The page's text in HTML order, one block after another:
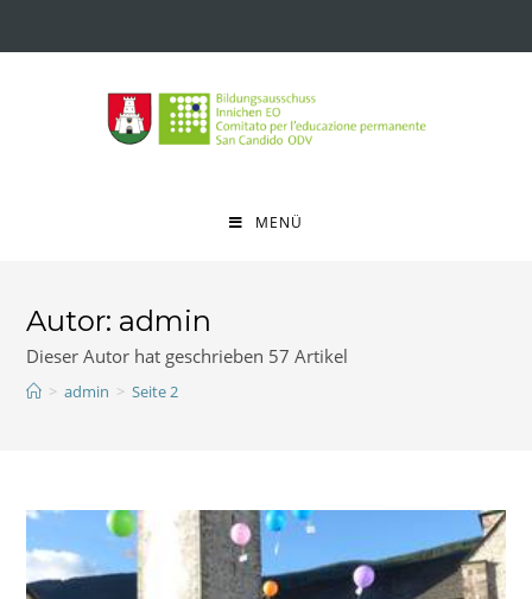
MENÜ
Autor: admin
Dieser Autor hat geschrieben 57 Artikel
> admin > Seite 2